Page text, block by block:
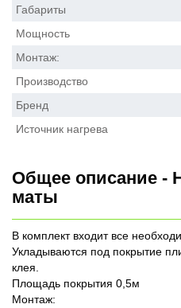
Габариты
Мощность
Монтаж:
Производство
Бренд
Источник нагрева
Общее описание -
маты
В комплект входит все
Укладываются под покрытие
клея.
Площадь покрытия 0,5м
Монтаж: